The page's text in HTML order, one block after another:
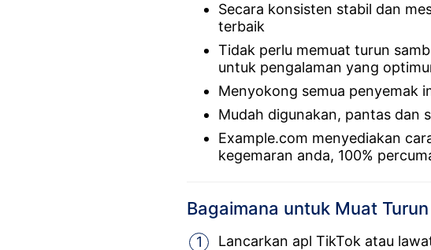
Secara konsisten stabil dan
terbaik
Tidak perlu memuat turun
untuk pengalaman yang
Menyokong semua penyemak
Mudah digunakan, pantas dan
Example.com menyediakan
kegemaran anda, 100%
Bagaimana untuk Muat
Lancarkan apl TikTok atau